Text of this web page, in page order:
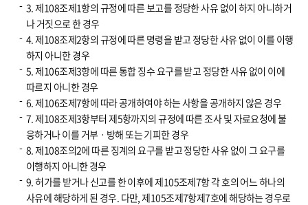
3. 제108조제1항의 규정에 따른 보고를 정당한 사유 없이 하지 아니하거
나 거짓으로 한 경우
4. 제108조제2항의 규정에 따른 명령을 받고 정당한 사유 없이 이를 이행
하지 아니한 경우
5. 제106조제3항에 따른 통합 징수 요구를 받고 정당한 사유 없이 이에
따르지 아니한 경우
6. 제106조제7항에 따라 공개하여야 하는 사항을 공개하지 않은 경우
7. 제108조제3항부터 제5항까지의 규정에 따른 조사 및 자료요청에 불
응하거나 이를 거부ㆍ방해 또는 기피한 경우
8. 제108조의2에 따른 징계의 요구를 받고 정당한 사유 없이 그 요구를
이행하지 아니한 경우
9. 허가를 받거나 신고를 한 이후에 제105조제7항 각 호의 어느 하나의
사유에 해당하게 된 경우. 다만, 제105조제7항제7호에 해당하는 경우로